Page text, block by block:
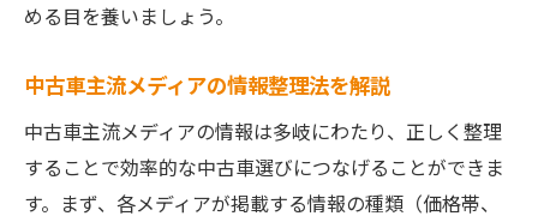
める目を養いましょう。
中古車主流メディアの情報整理法を解説
中古車主流メディアの情報は多岐にわたり、正しく整理
することで効率的な中古車選びにつなげることができま
す。まず、各メディアが掲載する情報の種類（価格帯、